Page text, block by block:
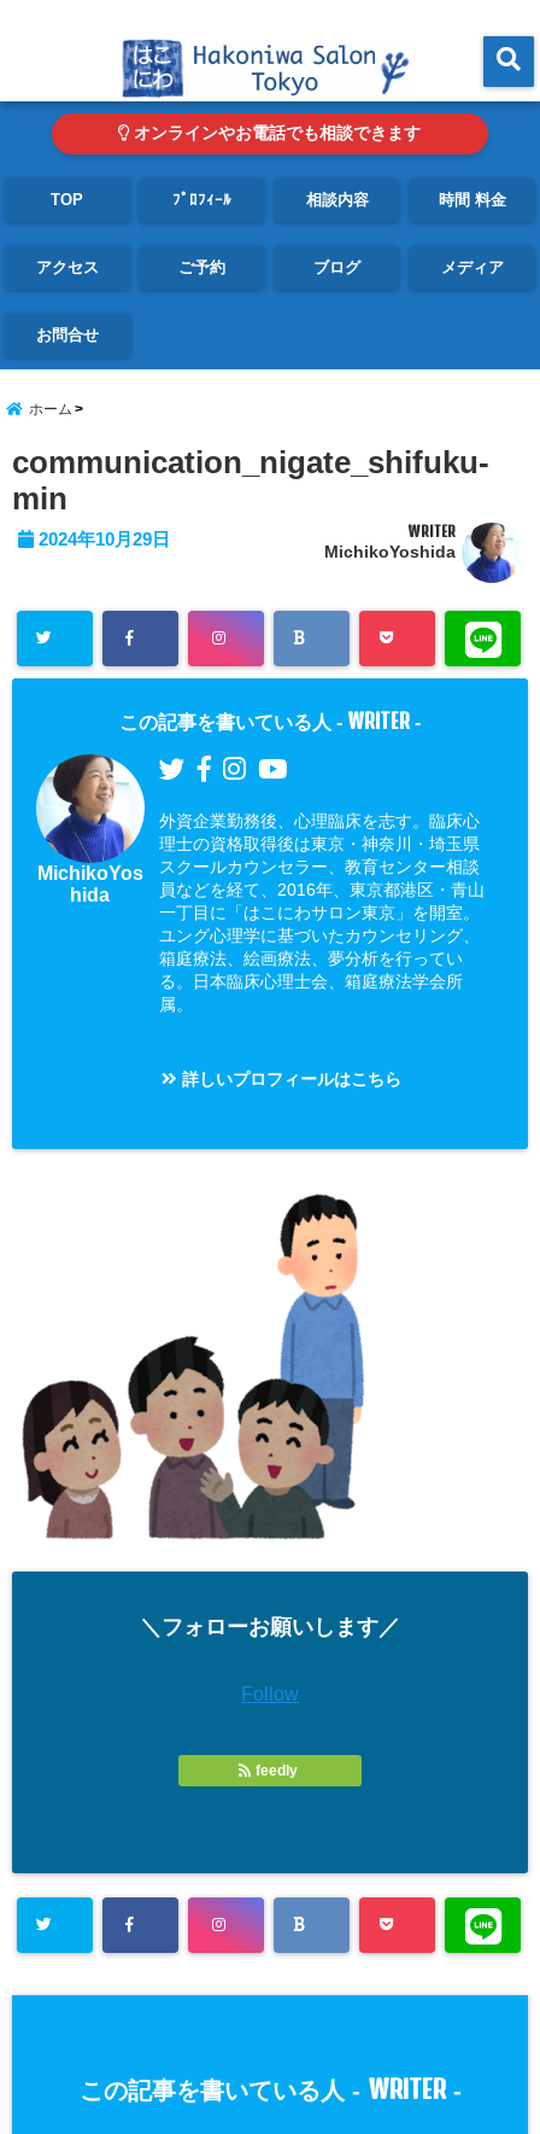
オンラインやお電話でも相談できます
TOP ﾌﾟﾛﾌｨｰﾙ 相談内容 時間 料金
アクセス ご予約 ブログ メディア
お問合せ
ホーム
communication_nigate_shifuku-
min
2024年10月29日 WRITER
MichikoYoshida
この記事を書いている人 - WRITER -
MichikoYos
hida
外資企業勤務後、心理臨床を志す。臨床心
理士の資格取得後は東京・神奈川・埼玉県
スクールカウンセラー、教育センター相談
員などを経て、2016年、東京都港区・青山
一丁目に「はこにわサロン東京」を開室。
ユング心理学に基づいたカウンセリング、
箱庭療法、絵画療法、夢分析を行ってい
る。日本臨床心理士会、箱庭療法学会所
属。
詳しいプロフィールはこちら
＼フォローお願いします／
Follow
feedly
この記事を書いている人 - WRITER-